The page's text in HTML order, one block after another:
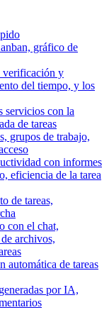
gráfico de
verificación y
del tiempo, y los
servicios con la
de tareas
grupos de trabajo,
con informes
eficiencia de la tarea
de tareas,
con el chat,
archivos,
automática de tareas
por IA,